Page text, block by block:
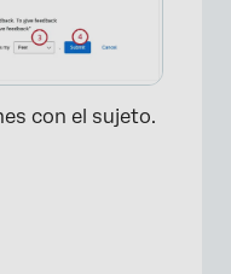
×
con el sujeto.